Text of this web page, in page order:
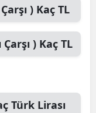
)Kaç TL
)Kaç TL
Türk Lirası